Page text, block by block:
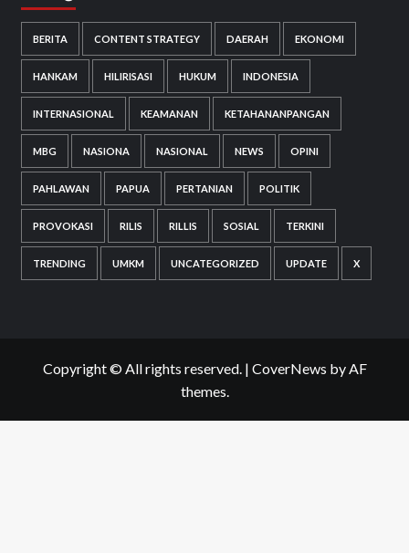
BERITA CONTENT STRATEGY DAERAH EKONOMI
HANKAM HILIRISASI HUKUM INDONESIA
INTERNASIONAL KEAMANAN KETAHANANPANGAN
MBG NASIONA NASIONAL NEWS OPINI
PAHLAWAN PAPUA PERTANIAN POLITIK
PROVOKASI RILIS RILLIS SOSIAL TERKINI
TRENDING UMKM UNCATEGORIZED UPDATE X
Copyright © All rights reserved. | CoverNews by AF
themes.